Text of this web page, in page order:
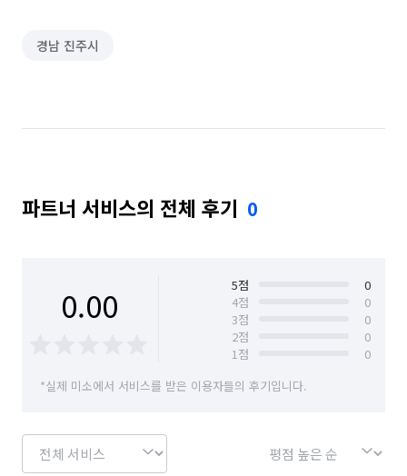
경남 진주시
파트너 서비스의 전체 후기 0
0.00 5점
0
4점
0
3점
0
2점
0
1점
0
*실제 미소에서 서비스를 받은 이용자들의 후기입니다.